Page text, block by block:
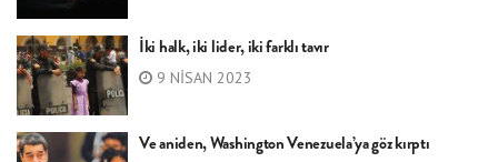
İki halk, iki lider, iki farklı tavır
9 NISAN 2023
Ve aniden, Washington Venezuela’ya göz kırptı